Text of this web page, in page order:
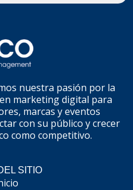
nuestra pasión por la
marketing digital para
marcas y eventos
con su público y crecer
como competitivo.
SITIO